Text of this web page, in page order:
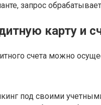
запрос
карту и
счета можно
под своими